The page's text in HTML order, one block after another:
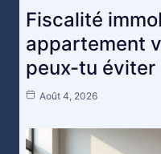
Fiscalité
appartement
peux-tu éviter
Août 4, 2026